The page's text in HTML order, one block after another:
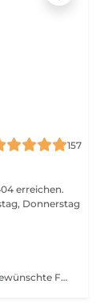
157
erreichen.
Donnerstag
Nagelhaut wird entfernt Nägel werden in die gewünschte Form gefeilt Auftragen von Nagel- und Hautpflege